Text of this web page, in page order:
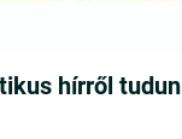
hírről